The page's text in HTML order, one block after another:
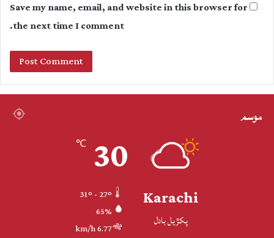
Save my name, email, and website in this browser for
the next time I comment.
موسم
Karachi
پکڙيل بادل
30
℃
65%
6.77 km/h